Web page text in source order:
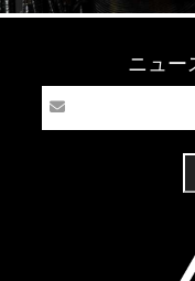
ニュー